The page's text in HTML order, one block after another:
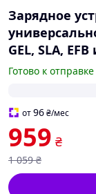
Зарядное
GEL, SLA,
Готово к отправке
от96₴/мес
959 ₴
1 059 ₴